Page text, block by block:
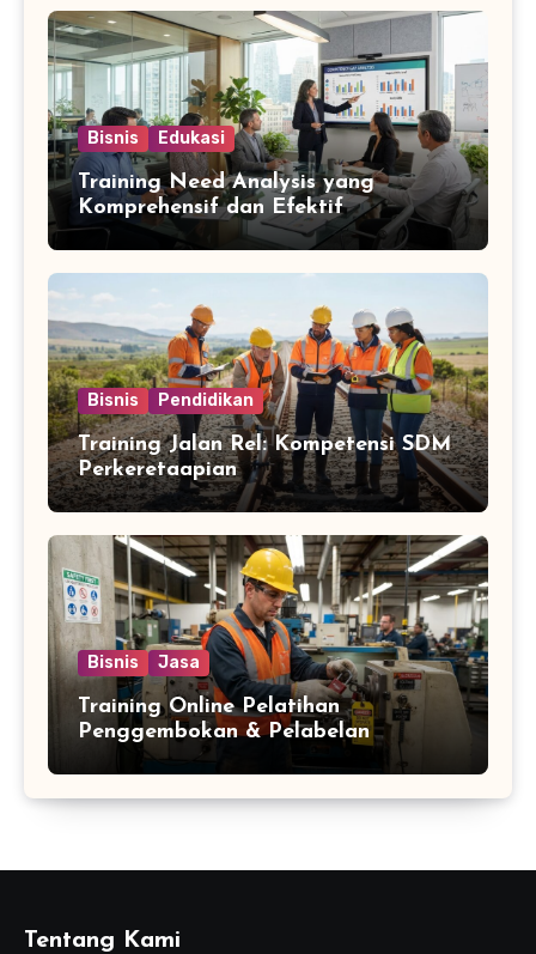
Bisnis Edukasi
Training Need Analysis yang
Komprehensif dan Efektif
Bisnis Pendidikan
Training Jalan Rel: Kompetensi SDM
Perkeretaapian
Bisnis Jasa
Training Online Pelatihan
Penggembokan & Pelabelan
Tentang Kami